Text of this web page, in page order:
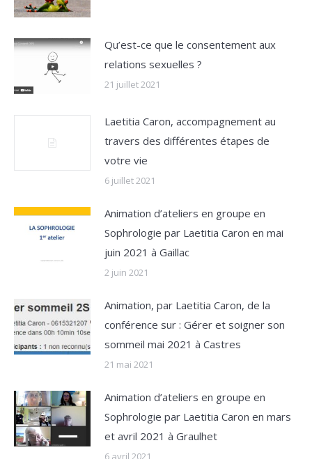
Qu’est-ce que le consentement aux
relations sexuelles ?
21 juillet 2021
Laetitia Caron, accompagnement au
travers des différentes étapes de
votre vie
6 juillet 2021
Animation d’ateliers en groupe en
Sophrologie par Laetitia Caron en mai
juin 2021 à Gaillac
2 juin 2021
Animation, par Laetitia Caron, de la
conférence sur : Gérer et soigner son
sommeil mai 2021 à Castres
21 mai 2021
Animation d’ateliers en groupe en
Sophrologie par Laetitia Caron en mars
et avril 2021 à Graulhet
6 avril 2021